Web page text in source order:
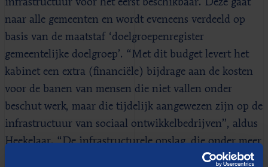
infrastructuur voor het eerst beschikbaar. Deze gaat
naar alle gemeenten en wordt eveneens verdeeld op
basis van de maatstaf ‘doelgroepenregister
gemeentelijke doelgroep’. “Met dit budget levert het
kabinet een extra (financiële) bijdrage aan de kosten
voor de banen van mensen die niet vallen onder
beschut werk, maar die tijdelijk aangewezen zijn op de
infrastructuur van sociaal ontwikkelbedrijven”, aldus
Heekelaar. “De infrastructurele opslag, die onder meer
toeziet op overheadkosten, huisvesting en dergelijke,